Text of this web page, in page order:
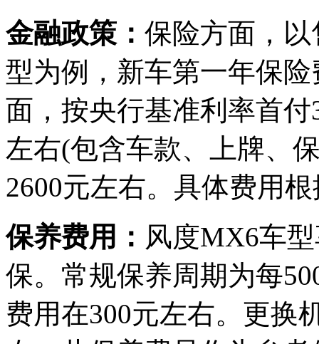
金融政策： 保险方面，
型为例，新车第一年保
面，按央行基准利率首
左右(包含车款、上牌、
2600元左右。具体费用
保养费用： 风度MX6车
保。常规保养周期为每
费用在300元左右。更换